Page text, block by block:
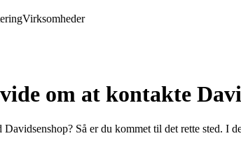
Virksomheder
om at kontakte
Så er du kommet til det rette sted. I